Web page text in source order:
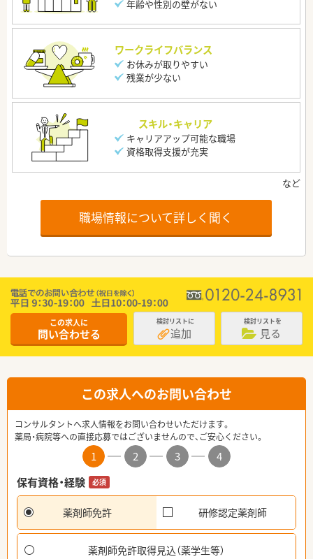
年齢や性別の壁がない
ワークライフバランス
お休みが取りやすい
残業が少ない
スキル・キャリア
キャリアアップ可能な職場
資格取得支援が充実
職場情報について詳しく聞く
この求人に
問い合わせる
検討リストに
追加
検討リストを
見る
この求人へのお問い合わせ
コンサルタントへ求人情報をお問い合わせいただけます。
薬局・病院等への直接応募ではございませんので、ご安心ください。
1 2 3
4
保有資格・経験
必須
薬剤師免許 研修認定薬剤師
薬剤師免許取得見込（薬学生等）